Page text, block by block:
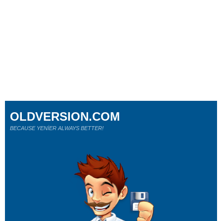
OLDVERSION.COM
BECAUSE YENİER ALWAYS BETTER!